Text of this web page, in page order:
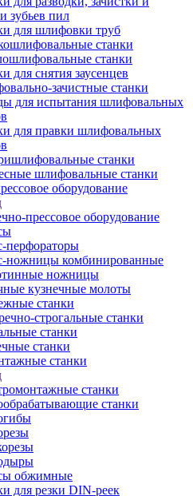
зубьев пил
для шлифовки труб
станки
станки
для снятия заусенцев
зачистные станки
для испытания шлифовальных
для правки шлифовальных
станки
шлифовальные станки
оборудование
прессовое оборудование
перфораторы
ножницы комбинированные
ножницы
кузнечные молоты
станки
строгальные станки
станки
станки
станки
станки
станки
обжимные
для резки DIN-реек